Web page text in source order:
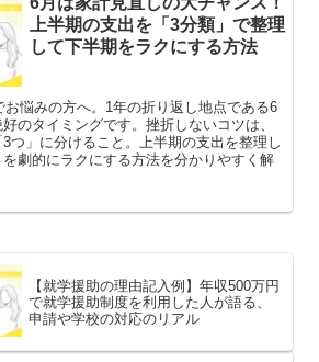
上半期の支出を「3分類」で整理
して下半期をラクにする方法
お悩みの方へ。1年の折り返し地点である6
のタイミングです。挫折しないコツは、
つ」に分けること。上半期の支出を整理し
劇的にラクにする方法を分かりやすく解
【就学援助の理由記入例】年収500万円
で就学援助制度を利用した人が語る、
申請や学校の対応のリアル